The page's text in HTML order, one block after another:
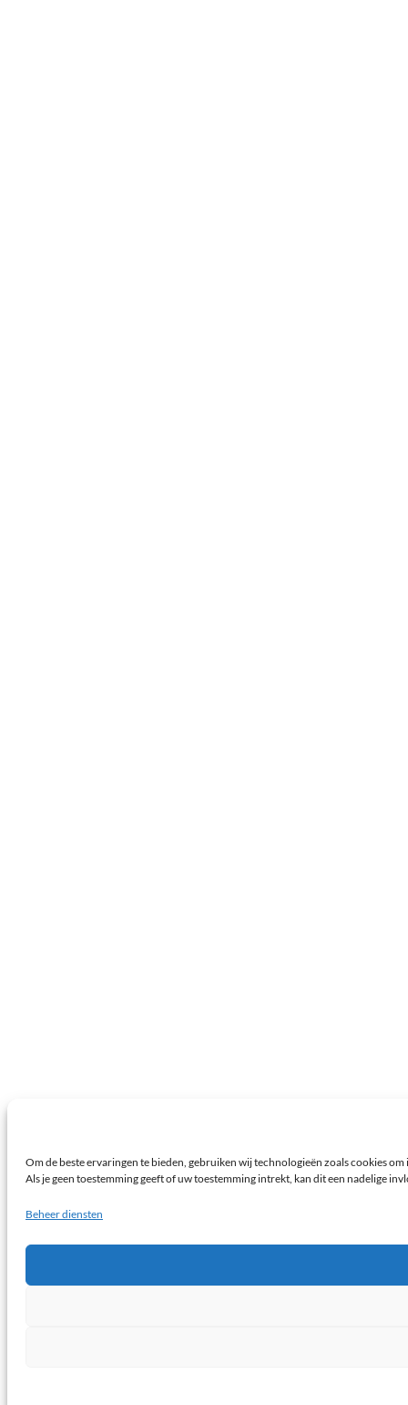
Om de beste ervaringen te bieden, gebruiken wij technologieën zoals cookies
Als je geen toestemming geeft of uw toestemming intrekt, kan dit een nadelige
Beheer diensten